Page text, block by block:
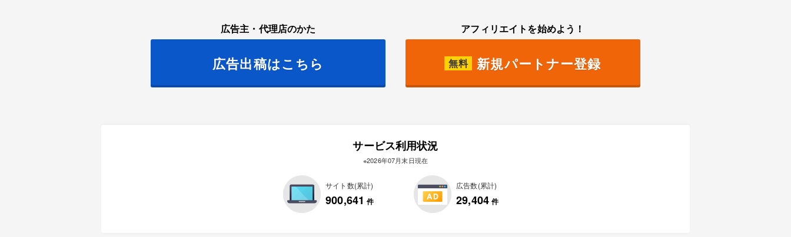
アフィリエイトを始めよう！
無料 新規パートナー登録
広告主・代理店のかた
広告出稿はこちら
サービス利用状況
※2026年07月末日現在
サイト数(累計)
900,641 件
広告数(累計)
29,404 件